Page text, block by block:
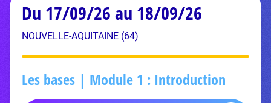
Du 17/09/26 au 18/09/26
NOUVELLE-AQUITAINE (64)
Les bases | Module 1 : Introduction